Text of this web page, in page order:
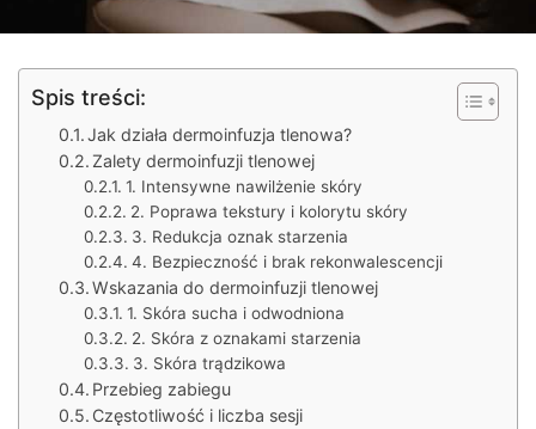
Spis treści:
Jak działa dermoinfuzja tlenowa?
Zalety dermoinfuzji tlenowej
1. Intensywne nawilżenie skóry
2. Poprawa tekstury i kolorytu skóry
3. Redukcja oznak starzenia
4. Bezpieczność i brak rekonwalescencji
Wskazania do dermoinfuzji tlenowej
1. Skóra sucha i odwodniona
2. Skóra z oznakami starzenia
3. Skóra trądzikowa
Przebieg zabiegu
Częstotliwość i liczba sesji